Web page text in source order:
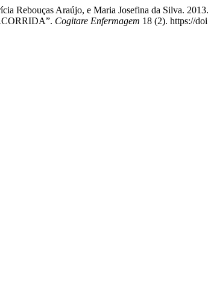
Rebouças Araújo, e Maria Josefina da Silva.
Cogitare Enfermagem 18 (2). https://